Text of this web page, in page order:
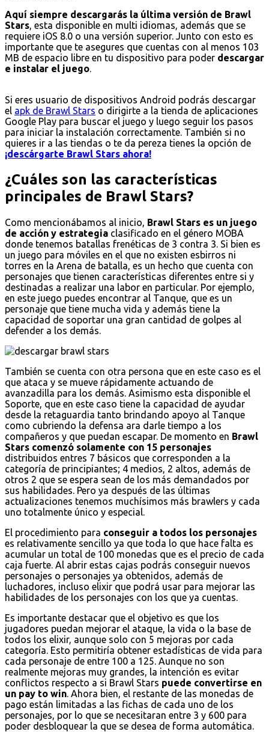
Aquí siempre descargarás la última versión de Brawl
Stars, esta disponible en multi idiomas, además que se
requiere iOS 8.0 o una versión superior. Junto con esto es
importante que te asegures que cuentas con al menos 103
MB de espacio libre en tu dispositivo para poder descargar
e instalar el juego.
Si eres usuario de dispositivos Android podrás descargar
el apk de Brawl Stars o dirigirte a la tienda de aplicaciones
Google Play para buscar el juego y luego seguir los pasos
para iniciar la instalación correctamente. También si no
quieres ir a las tiendas o te da pereza tienes la opción de
¡descárgarte Brawl Stars ahora!
¿Cuáles son las características
principales de Brawl Stars?
Como mencionábamos al inicio, Brawl Stars es un juego
de acción y estrategia clasificado en el género MOBA
donde tenemos batallas frenéticas de 3 contra 3. Si bien es
un juego para móviles en el que no existen esbirros ni
torres en la Arena de batalla, es un hecho que cuenta con
personajes que tienen características diferentes entre si y
destinadas a realizar una labor en particular. Por ejemplo,
en este juego puedes encontrar al Tanque, que es un
personaje que tiene mucha vida y además tiene la
capacidad de soportar una gran cantidad de golpes al
defender a los demás.
También se cuenta con otra persona que en este caso es el
que ataca y se mueve rápidamente actuando de
avanzadilla para los demás. Asimismo esta disponible el
Soporte, que en este caso tiene la capacidad de ayudar
desde la retaguardia tanto brindando apoyo al Tanque
como cubriendo la defensa ara darle tiempo a los
compañeros y que puedan escapar. De momento en Brawl
Stars comenzó solamente con 15 personajes
distribuidos entres 7 básicos que corresponden a la
categoría de principiantes; 4 medios, 2 altos, además de
otros 2 que se espera sean de los más demandados por
sus habilidades. Pero ya después de las últimas
actualizaciones tenemos muchísimos más brawlers y cada
uno totalmente único y especial.
El procedimiento para conseguir a todos los personajes
es relativamente sencillo ya que toda lo que hace falta es
acumular un total de 100 monedas que es el precio de cada
caja fuerte. Al abrir estas cajas podrás conseguir nuevos
personajes o personajes ya obtenidos, además de
luchadores, incluso elixir que podrá usar para mejorar las
habilidades de los personajes con los que ya cuentas.
Es importante destacar que el objetivo es que los
jugadores puedan mejorar el ataque, la vida o la base de
todos los elixir, aunque solo con 5 mejoras por cada
categoría. Esto permitiría obtener estadísticas de vida para
cada personaje de entre 100 a 125. Aunque no son
realmente mejoras muy grandes, la intención es evitar
conflictos respecto a si Brawl Stars puede convertirse en
un pay to win . Ahora bien, el restante de las monedas de
pago están limitadas a las fichas de cada uno de los
personajes, por lo que se necesitaran entre 3 y 600 para
poder desbloquear la que se desea de forma automática.